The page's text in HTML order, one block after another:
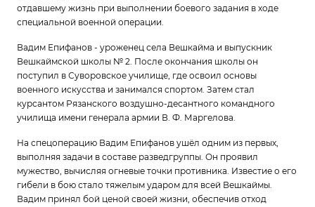
отдавшему жизнь при выполнении боевого задания в ходе
специальной военной операции.
Вадим Епифанов - уроженец села Вешкайма и выпускник
Вешкаймской школы № 2. После окончания школы он
поступил в Суворовское училище, где освоил основы
военного искусства и занимался спортом. Затем стал
курсантом Рязанского воздушно-десантного командного
училища имени генерала армии В. Ф. Маргелова.
На спецоперацию Вадим Епифанов ушёл одним из первых,
выполняя задачи в составе разведгруппы. Он проявил
мужество, вычисляя огневые точки противника. Известие о его
гибели в бою стало тяжелым ударом для всей Вешкаймы.
Вадим принял бой ценой своей жизни, обеспечив отход